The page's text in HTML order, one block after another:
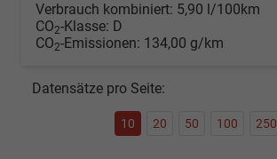
Verbrauch kombiniert: 5,90 l/100km
CO2-Klasse: D
CO2-Emissionen: 134,00 g/km
Datensätze pro Seite:
10 20 50 100 250